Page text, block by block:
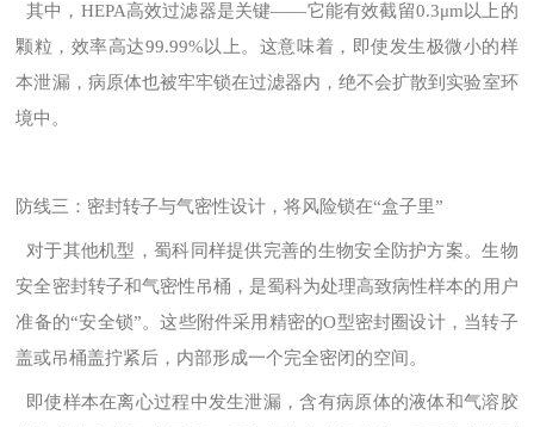
其中，HEPA高效过滤器是关键——它能有效截留0.3μm以上的
颗粒，效率高达99.99%以上。这意味着，即使发生极微小的样
本泄漏，病原体也被牢牢锁在过滤器内，绝不会扩散到实验室环
境中。
防线三：密封转子与气密性设计，将风险锁在“盒子里”
对于其他机型，蜀科同样提供完善的生物安全防护方案。生物
安全密封转子和气密性吊桶，是蜀科为处理高致病性样本的用户
准备的“安全锁”。这些附件采用精密的O型密封圈设计，当转子
盖或吊桶盖拧紧后，内部形成一个完全密闭的空间。
即使样本在离心过程中发生泄漏，含有病原体的液体和气溶胶